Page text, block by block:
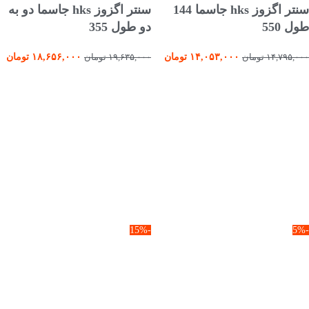
سنتر اگزوز hks جاسما 144
طول 550
۱۴,۷۹۵,۰۰۰ تومان ۱۴,۰۵۳,۰۰۰ تومان
سنتر اگزوز hks جاسما دو به
دو طول 355
۱۹,۶۳۵,۰۰۰ تومان ۱۸,۶۵۶,۰۰۰ تومان
-5%
-15%